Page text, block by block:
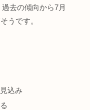
去の傾向から7月
うです。
込み